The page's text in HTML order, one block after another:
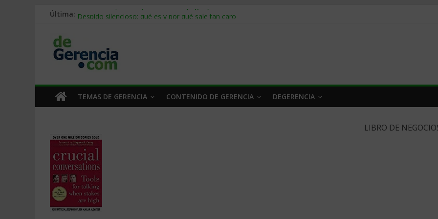
Última: Stablecoins para empresas: cómo pagar y cobrar en 2026
Trabajo forzoso en la cadena de suministro: qué hacer
Mercado hispano de EE. UU.: cómo segmentarlo y venderle
TEMAS DE GERENCIA CONTENIDO DE GERENCIA DEGERENCIA
LIBRO DE